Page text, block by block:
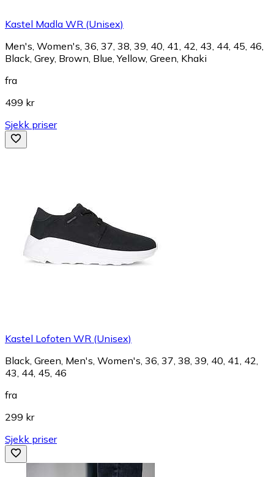
Kastel Madla WR (Unisex)
Men's, Women's, 36, 37, 38, 39, 40, 41, 42, 43, 44, 45, 46,
Black, Grey, Brown, Blue, Yellow, Green, Khaki
fra
499 kr
Sjekk priser
Kastel Lofoten WR (Unisex)
Black, Green, Men's, Women's, 36, 37, 38, 39, 40, 41, 42,
43, 44, 45, 46
fra
299 kr
Sjekk priser